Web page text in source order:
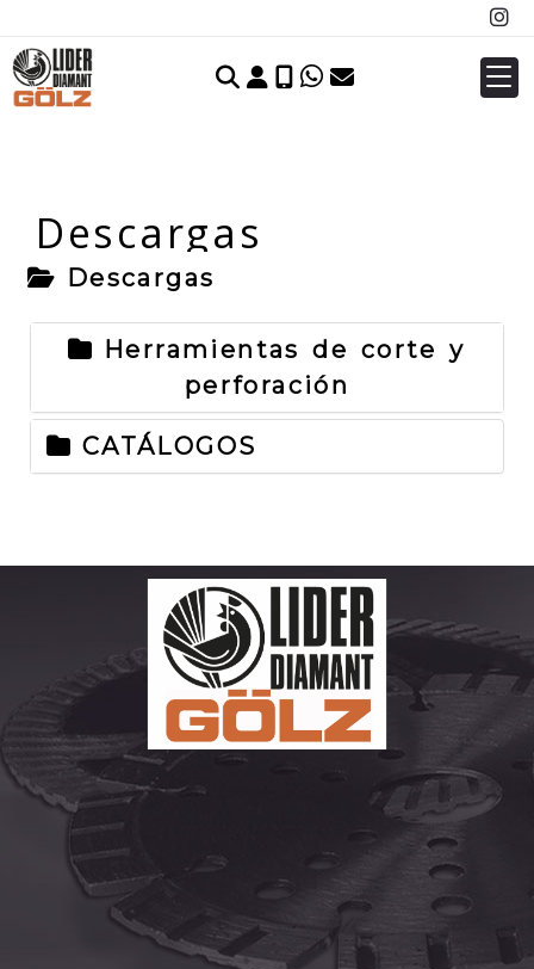
Identifícate
Descargas
Descargas
Herramientas de corte y
perforación
CATÁLOGOS